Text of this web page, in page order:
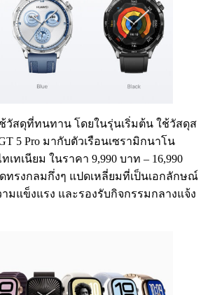
ช้วัสดุที่ทนทาน โดยในรุ่นเริ่มต้น ใช้วัสดุส
5 Pro มากับตัวเรือนเซรามิกนาโน
ทเนียม ในราคา 9,990 บาท – 16,990
ทรงกลมกึ่งๆ แปดเหลี่ยมที่เป็นเอกลักษณ์
มแข็งแรง และรองรับกิจกรรมกลางแจ้ง